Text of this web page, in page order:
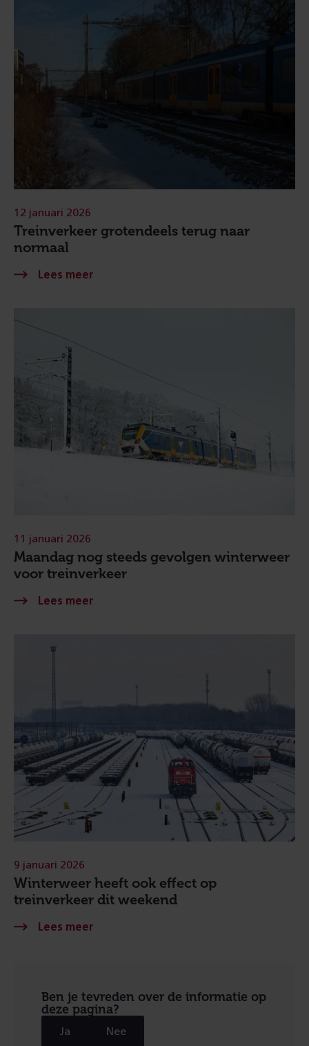
Treinverkeer grotendeels terug naar
normaal
12 januari 2026
Maandag nog steeds gevolgen winterweer
voor treinverkeer
11 januari 2026
Winterweer heeft ook effect op
treinverkeer dit weekend
9 januari 2026
Ben je tevreden over de informatie op
deze pagina?
Ja Nee